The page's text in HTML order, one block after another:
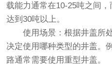
载能力通常在10-25吨之间
达到30吨以上。
使用场景 ：根据井盖所
决定使用哪种类型的井盖。
路通常需要使用重型井盖。